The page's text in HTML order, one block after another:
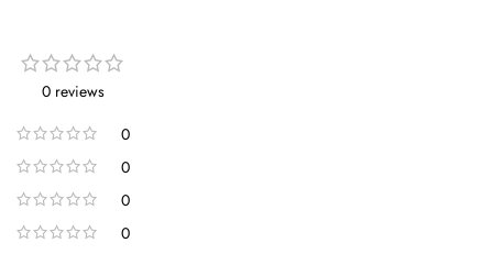
0 reviews
0
0
0
0